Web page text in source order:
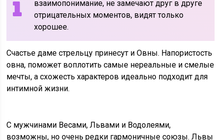
взаимопонимание, не замечают друг в друге
отрицательных моментов, видят только
хорошее.
Счастье даме стрельцу принесут и Овны. Напористость
овна, поможет воплотить самые нереальные и смелые
мечты, а схожесть характеров идеально подходит для
интимной жизни.
С мужчинами Весами, Львами и Водолеями,
возможны, но очень редки гармоничные союзы. Львы